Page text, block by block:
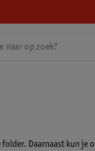
Daarnaast kun je